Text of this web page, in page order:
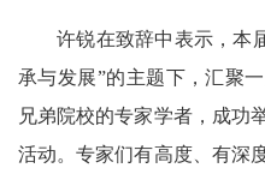
许锐在致辞中表示，本
承与发展”的主题下，汇聚
兄弟院校的专家学者，成功
活动。专家们有高度、有深